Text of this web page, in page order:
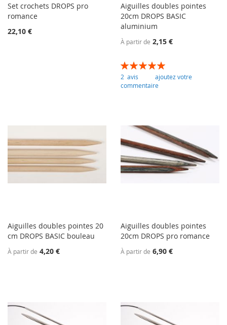
Set crochets DROPS pro
romance
22,10 €
Aiguilles doubles pointes
20cm DROPS BASIC
aluminium
À partir de 2,15 €
Évaluation:
100
% of100
2 avis
ajoutez votre
commentaire
Aiguilles doubles pointes 20
cm DROPS BASIC bouleau
À partir de 4,20 €
Aiguilles doubles pointes
20cm DROPS pro romance
À partir de 6,90 €